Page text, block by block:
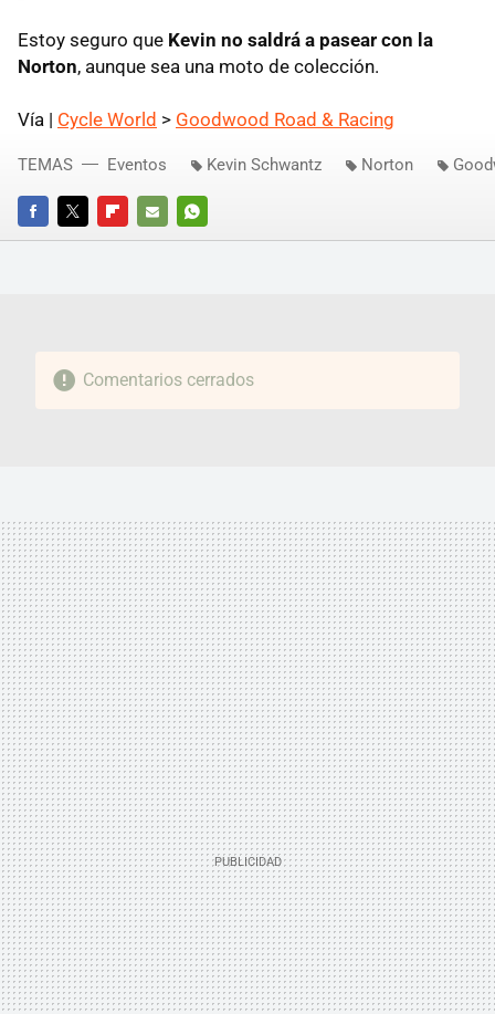
Estoy seguro que Kevin no saldrá a pasear con la
Norton, aunque sea una moto de colección.
Vía | Cycle World > Goodwood Road & Racing
FACEBOOKTWITTERFLIPBOARD
E-
WHATSAPP
TEMAS Eventos Kevin Schwantz Norton
Comentarios cerrados